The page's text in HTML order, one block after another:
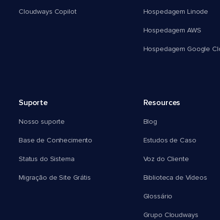
Cloudways Copilot Hospedagem Linode
Hospedagem AWS
Hospedagem Google
Suporte
Nosso suporte
Base de Conhecimento
Status do Sistema
Migração de Site Grátis
Resources
Blog
Estudos de Caso
Voz do Cliente
Biblioteca de Vídeos
Glossário
Grupo Cloudways